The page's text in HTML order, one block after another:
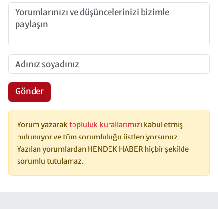
Gönder
Yorum yazarak topluluk kurallarımızı kabul etmiş
bulunuyor ve tüm sorumluluğu üstleniyorsunuz.
Yazılan yorumlardan HENDEK HABER hiçbir şekilde
sorumlu tutulamaz.